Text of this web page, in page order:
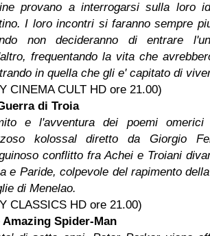
provano a interrogarsi sulla loro
I loro incontri si faranno sempre
non decideranno di entrare
frequentando la vita che
in quella che gli e' capitato di
CINEMA CULT HD ore 21.00)
di Troia
e l'avventura dei poemi omerici
kolossal diretto da Giorgio
conflitto fra Achei e Troiani
e Paride, colpevole del rapimento
di Menelao.
CLASSICS HD ore 21.00)
Amazing Spider-Man